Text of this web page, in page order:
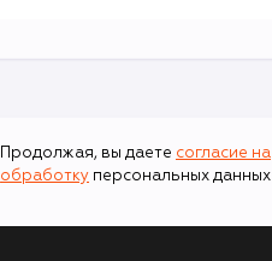
Продолжая, вы даете согласие на
обработку персональных данных